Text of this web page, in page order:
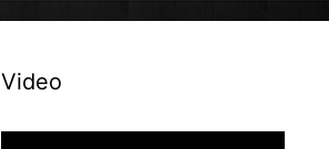
Video